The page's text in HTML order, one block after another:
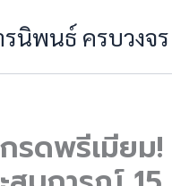
นิพนธ์ ครบวงจร
กรดพรีเมีย